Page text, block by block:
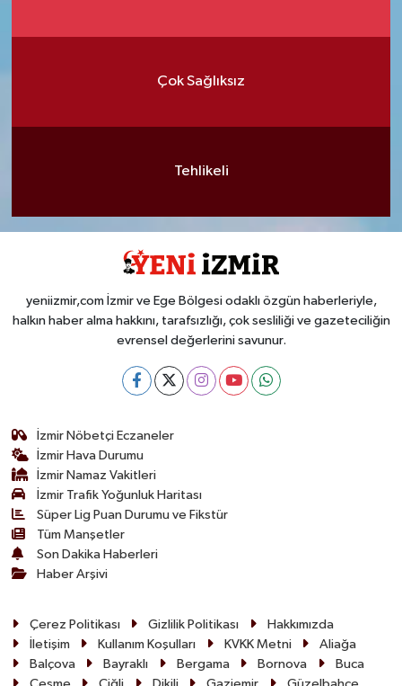
Çok Sağlıksız
Tehlikeli
yeniizmir,com İzmir ve Ege Bölgesi odaklı özgün haberleriyle,
halkın haber alma hakkını, tarafsızlığı, çok sesliliği ve gazeteciliğin
evrensel değerlerini savunur.
İzmir Nöbetçi Eczaneler
İzmir Hava Durumu
İzmir Namaz Vakitleri
İzmir Trafik Yoğunluk Haritası
Süper Lig Puan Durumu ve Fikstür
Tüm Manşetler
Son Dakika Haberleri
Haber Arşivi
Çerez Politikası Gizlilik Politikası
Hakkımızda
İletişim
Kullanım Koşulları KVKK Metni
Aliağa
Balçova
Bayraklı Bergama Bornova
Buca